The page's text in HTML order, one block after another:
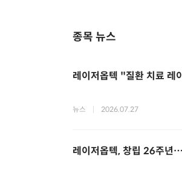
종목 뉴스
레이저옵텍 "질환 치료 레
뉴스 2026.07.27
레이저옵텍, 창립 26주년